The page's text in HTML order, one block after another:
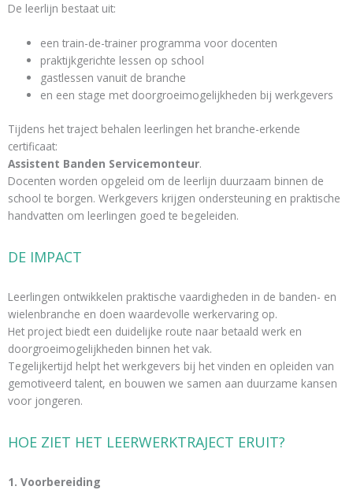
De leerlijn bestaat uit:
een train-de-trainer programma voor docenten
praktijkgerichte lessen op school
gastlessen vanuit de branche
en een stage met doorgroeimogelijkheden bij werkgevers
Tijdens het traject behalen leerlingen het branche-erkende
certificaat:
Assistent Banden Servicemonteur.
Docenten worden opgeleid om de leerlijn duurzaam binnen de
school te borgen. Werkgevers krijgen ondersteuning en praktische
handvatten om leerlingen goed te begeleiden.
DE IMPACT
Leerlingen ontwikkelen praktische vaardigheden in de banden- en
wielenbranche en doen waardevolle werkervaring op.
Het project biedt een duidelijke route naar betaald werk en
doorgroeimogelijkheden binnen het vak.
Tegelijkertijd helpt het werkgevers bij het vinden en opleiden van
gemotiveerd talent, en bouwen we samen aan duurzame kansen
voor jongeren.
HOE ZIET HET LEERWERKTRAJECT ERUIT?
1. Voorbereiding